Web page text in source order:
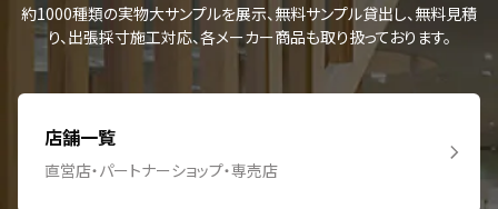
約1000種類の実物大サンプルを展示、無料サンプル貸出し、無料見積
り、出張採寸施工対応、各メーカー商品も取り扱っております。
店舗一覧
直営店・パートナーショップ・専売店